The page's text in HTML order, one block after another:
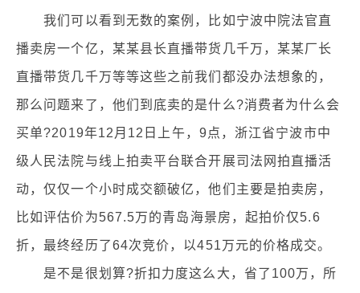
我们可以看到无数的案例，比如宁波中院法官直
播卖房一个亿，某某县长直播带货几千万，某某厂长
直播带货几千万等等这些之前我们都没办法想象的，
那么问题来了，他们到底卖的是什么?消费者为什么会
买单?2019年12月12日上午，9点，浙江省宁波市中
级人民法院与线上拍卖平台联合开展司法网拍直播活
动，仅仅一个小时成交额破亿，他们主要是拍卖房，
比如评估价为567.5万的青岛海景房，起拍价仅5.6
折，最终经历了64次竞价，以451万元的价格成交。
是不是很划算?折扣力度这么大，省了100万，所